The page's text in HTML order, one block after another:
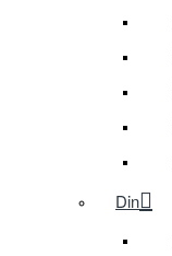
Din